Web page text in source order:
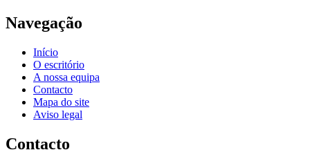
Navegação
Início
O escritório
A nossa equipa
Contacto
Mapa do site
Aviso legal
Contacto